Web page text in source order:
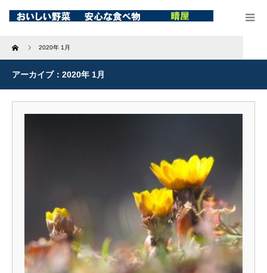
Home 2020年 1月
アーカイブ：2020年 1月